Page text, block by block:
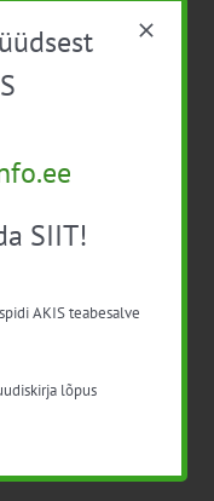
aianduse alused (40 t)
2024
alused (40 t)
SIIT!
AKIS teabesalve
lõpus